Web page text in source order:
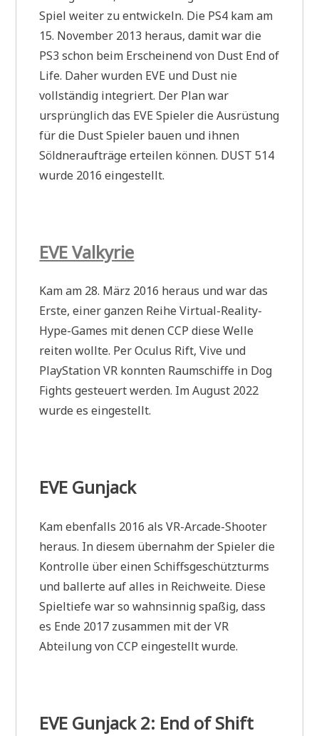
Spiel weiter zu entwickeln. Die PS4 kam am
15. November 2013 heraus, damit war die
PS3 schon beim Erscheinend von Dust End of
Life. Daher wurden EVE und Dust nie
vollständig integriert. Der Plan war
ursprünglich das EVE Spieler die Ausrüstung
für die Dust Spieler bauen und ihnen
Söldneraufträge erteilen können. DUST 514
wurde 2016 eingestellt.
EVE Valkyrie
Kam am 28. März 2016 heraus und war das
Erste, einer ganzen Reihe Virtual-Reality-
Hype-Games mit denen CCP diese Welle
reiten wollte. Per Oculus Rift, Vive und
PlayStation VR konnten Raumschiffe in Dog
Fights gesteuert werden. Im August 2022
wurde es eingestellt.
EVE Gunjack
Kam ebenfalls 2016 als VR-Arcade-Shooter
heraus. In diesem übernahm der Spieler die
Kontrolle über einen Schiffsgeschützturms
und ballerte auf alles in Reichweite. Diese
Spieltiefe war so wahnsinnig spaßig, dass
es Ende 2017 zusammen mit der VR
Abteilung von CCP eingestellt wurde.
EVE Gunjack 2: End of Shift